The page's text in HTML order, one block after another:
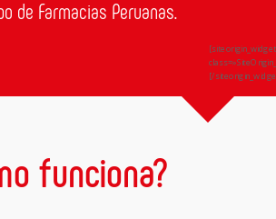
de Farmacias Peruanas.
[siteorigin_widget
[/
funciona?